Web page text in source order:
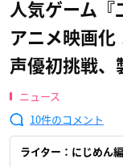
人気ゲーム『
アニメ映画化
声優初挑戦、
ニュース
10
ライター：にじめん